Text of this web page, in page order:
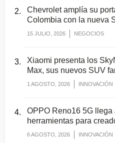
Chevrolet amplía su
Colombia con la nueva
15 JULIO, 2026 NEGOCIOS
Xiaomi presenta los
Max, sus nuevos SUV
1 AGOSTO, 2026 INNOVACIÓN
OPPO Reno16 5G llega
herramientas para
6 AGOSTO, 2026 INNOVACIÓN